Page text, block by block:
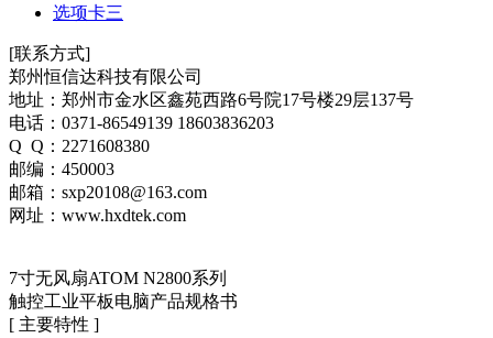
选项卡三
[联系方式]
郑州恒信达科技有限公司
地址：郑州市金水区鑫苑西路6号院17号楼29层137号
电话：0371-86549139 18603836203
Q Q：2271608380
邮编：450003
邮箱：sxp20108@163.com
网址：www.hxdtek.com
7寸无风扇ATOM N2800系列
触控工业平板电脑产品规格书
[ 主要特性 ]